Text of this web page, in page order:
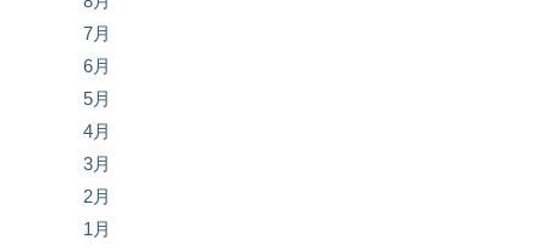
7月
6月
5月
4月
3月
2月
1月